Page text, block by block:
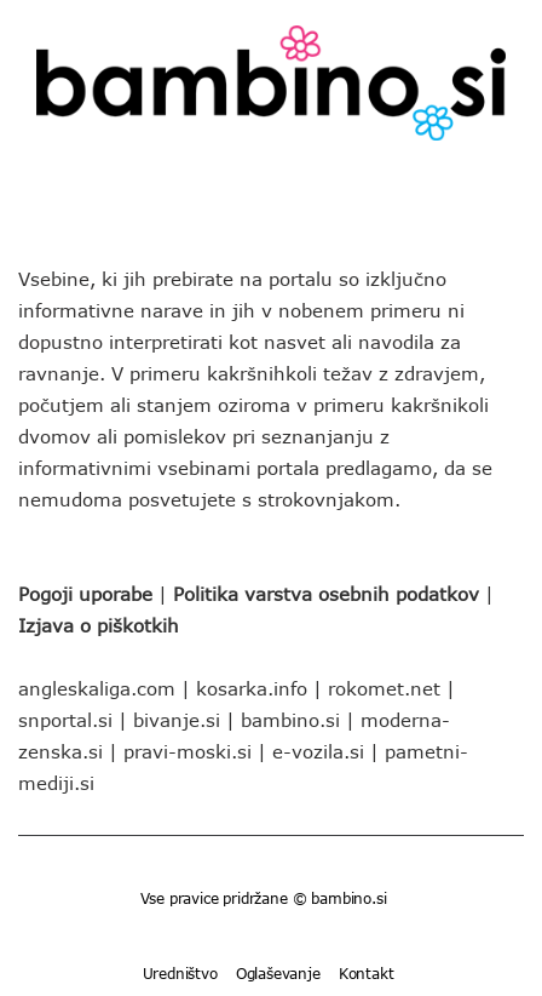
Vsebine, ki jih prebirate na portalu so izključno
informativne narave in jih v nobenem primeru ni
dopustno interpretirati kot nasvet ali navodila za
ravnanje. V primeru kakršnihkoli težav z zdravjem,
počutjem ali stanjem oziroma v primeru kakršnikoli
dvomov ali pomislekov pri seznanjanju z
informativnimi vsebinami portala predlagamo, da se
nemudoma posvetujete s strokovnjakom.
Pogoji uporabe | Politika varstva osebnih podatkov |
Izjava o piškotkih
angleskaliga.com | kosarka.info | rokomet.net |
snportal.si | bivanje.si | bambino.si | moderna-
zenska.si | pravi-moski.si | e-vozila.si | pametni-
mediji.si
Vse pravice pridržane © bambino.si
Uredništvo Oglaševanje Kontakt